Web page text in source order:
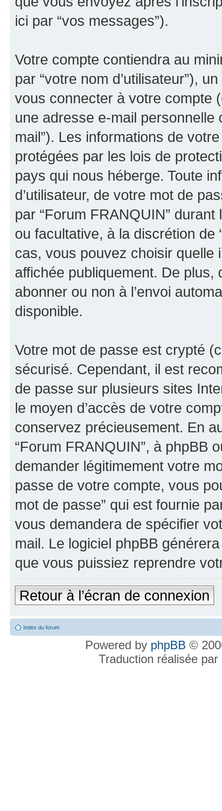
ici par “vos messages”).
Votre compte contiendra au
par “votre nom d’utilisateur”),
vous connecter à votre compte
une adresse e-mail
mail”). Les informations de
protégées par les lois de
pays qui nous héberge. Toute
d’utilisateur, de votre mot de
par “Forum FRANQUIN”
ou facultative, à la discrétion de
cas, vous pouvez choisir quelle
affichée publiquement. De plus,
abonner ou non à l’envoi
disponible.
Votre mot de passe est crypté
sécurisé. Cependant, il est
de passe sur plusieurs sites
le moyen d’accès de votre
conservez précieusement. En
“Forum FRANQUIN”, à phpBB
demander légitimement votre
passe de votre compte, vous
mot de passe” qui est fournie
vous demandera de spécifier
mail. Le logiciel phpBB
que vous puissiez reprendre
Retour à l’écran de connexion
Index du forum
Powered by phpBB ©
Traduction réalisée par